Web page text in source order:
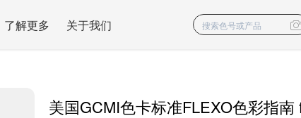
了解更多 关于我们
美国GCMI色卡标准FLEXO色彩指南